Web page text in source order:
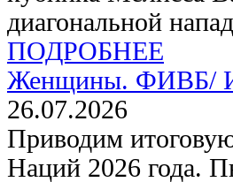
диагональной
ПОДРОБНЕЕ
Женщины. ФИВБ/
26.07.2026
Приводим
Наций 2026 года.